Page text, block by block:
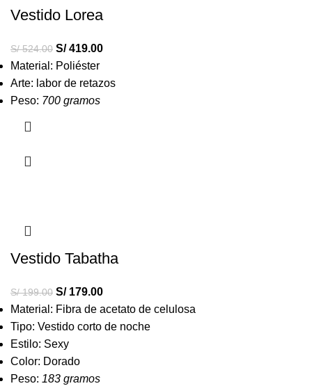
Vestido Lorea
S/524.00 S/419.00
Material: Poliéster
Arte: labor de retazos
Peso: 700 gramos
Vestido Tabatha
S/199.00 S/179.00
Material: Fibra de acetato de celulosa
Tipo: Vestido corto de noche
Estilo: Sexy
Color: Dorado
Peso: 183 gramos